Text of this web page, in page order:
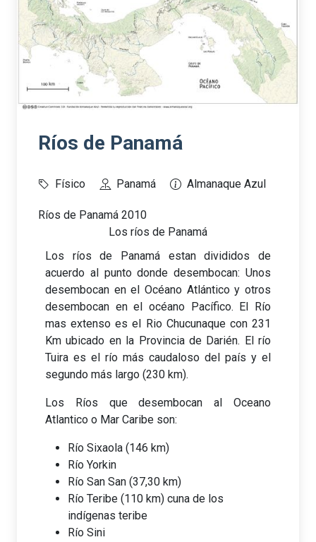
Ríos de Panamá
Físico Panamá Almanaque Azul
Ríos de Panamá 2010
Los ríos de Panamá
Los ríos de Panamá estan divididos de
acuerdo al punto donde desembocan: Unos
desembocan en el Océano Atlántico y otros
desembocan en el océano Pacífico. El Río
mas extenso es el Rio Chucunaque con 231
Km ubicado en la Provincia de Darién. El río
Tuira es el río más caudaloso del país y el
segundo más largo (230 km).
Los Ríos que desembocan al Oceano
Atlantico o Mar Caribe son:
Río Sixaola (146 km)
Río Yorkin
Río San San (37,30 km)
Río Teribe (110 km) cuna de los
indígenas teribe
Río Sini